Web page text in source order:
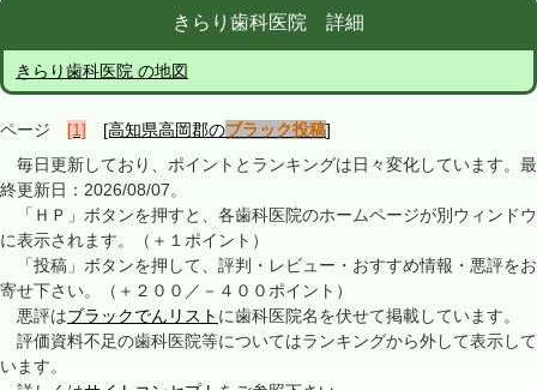
きらり歯科医院 詳細
きらり歯科医院 の地図
ページ [1] [高知県高岡郡のブラック投稿]
毎日更新しており、ポイントとランキングは日々変化しています。最
終更新日：2026/08/07。
「ＨＰ」ボタンを押すと、各歯科医院のホームページが別ウィンドウ
に表示されます。（＋１ポイント）
「投稿」ボタンを押して、評判・レビュー・おすすめ情報・悪評をお
寄せ下さい。（＋２００／－４００ポイント）
悪評はブラックでんリスト に歯科医院名を伏せて掲載しています。
評価資料不足の歯科医院等についてはランキングから外して表示して
います。